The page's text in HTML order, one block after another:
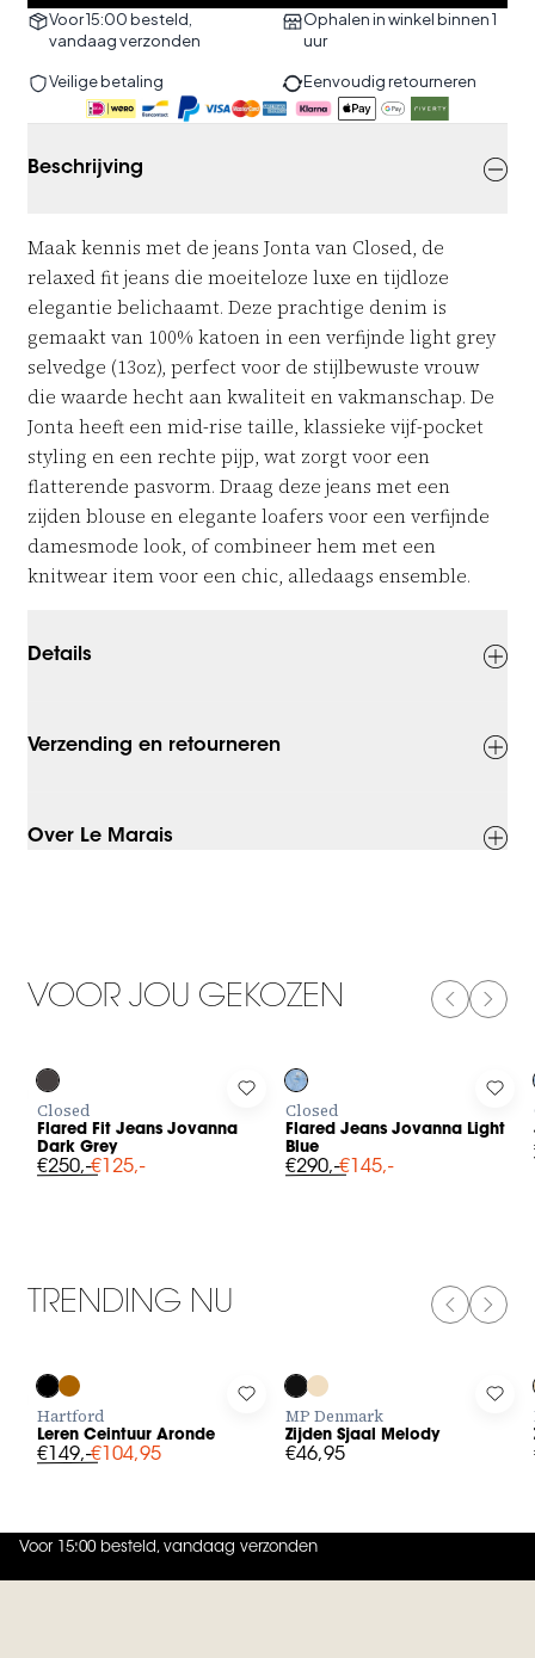
Voor 15:00 besteld,
vandaag verzonden
Ophalen in winkel binnen 1
uur
Veilige betaling Eenvoudig retourneren
Beschrijving
Maak kennis met de jeans Jonta van Closed, de
relaxed fit jeans die moeiteloze luxe en tijdloze
elegantie belichaamt. Deze prachtige denim is
gemaakt van 100% katoen in een verfijnde light grey
selvedge (13oz), perfect voor de stijlbewuste vrouw
die waarde hecht aan kwaliteit en vakmanschap. De
Jonta heeft een mid-rise taille, klassieke vijf-pocket
styling en een rechte pijp, wat zorgt voor een
flatterende pasvorm. Draag deze jeans met een
zijden blouse en elegante loafers voor een verfijnde
damesmode look, of combineer hem met een
knitwear item voor een chic, alledaags ensemble.
Details
Verzending en retourneren
Over Le Marais
VOOR JOU GEKOZEN
in to add Flared Fit Jeans Jovanna Dark Grey to your
Closed
Flared Fit Jeans Jovanna
Dark Grey
€250,-€125,-
Log in to add Flared Jeans
Closed
Flared Jeans Jovanna Light
Blue
€290,-€145,-
Log
TRENDING NU
in to add Leren Ceintuur Aronde to your wishlist
Hartford
Leren Ceintuur Aronde
€149,-€104,95
Log in to add Zijden Sjaal
MP Denmark
Zijden Sjaal Melody
€46,95
Log
Voor 15:00 besteld, vandaag verzonden
4.9 uit5 (737 reviews)